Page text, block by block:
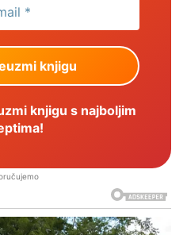
knjigu s najboljim